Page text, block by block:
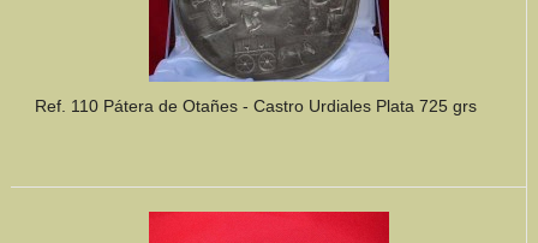
Ref. 110 Pátera de Otañes - Castro Urdiales Plata 725 grs